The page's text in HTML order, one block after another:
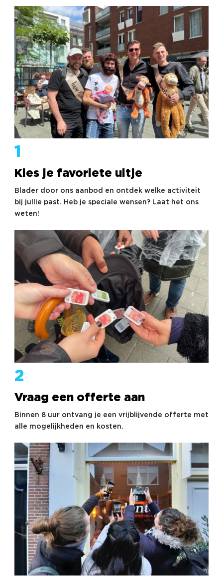
1
Kies je favoriete uitje
Blader door ons aanbod en ontdek welke activiteit
bij jullie past. Heb je speciale wensen? Laat het ons
weten!
2
Vraag een offerte aan
Binnen 8 uur ontvang je een vrijblijvende offerte met
alle mogelijkheden en kosten.